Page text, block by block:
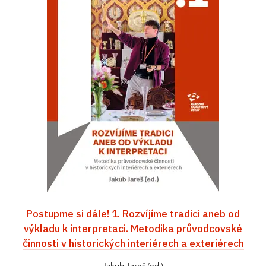
Postupme si dále! 1. Rozvíjíme tradici aneb od
výkladu k interpretaci. Metodika průvodcovské
činnosti v historických interiérech a exteriérech